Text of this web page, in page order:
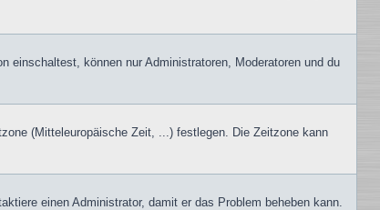
einschaltest, können nur Administratoren, Moderatoren und du
(Mitteleuropäische Zeit, ...) festlegen. Die Zeitzone kann
einen Administrator, damit er das Problem beheben kann.